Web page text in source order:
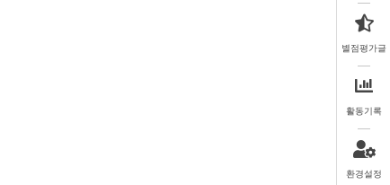
별점평가글
활동기록
환경설정